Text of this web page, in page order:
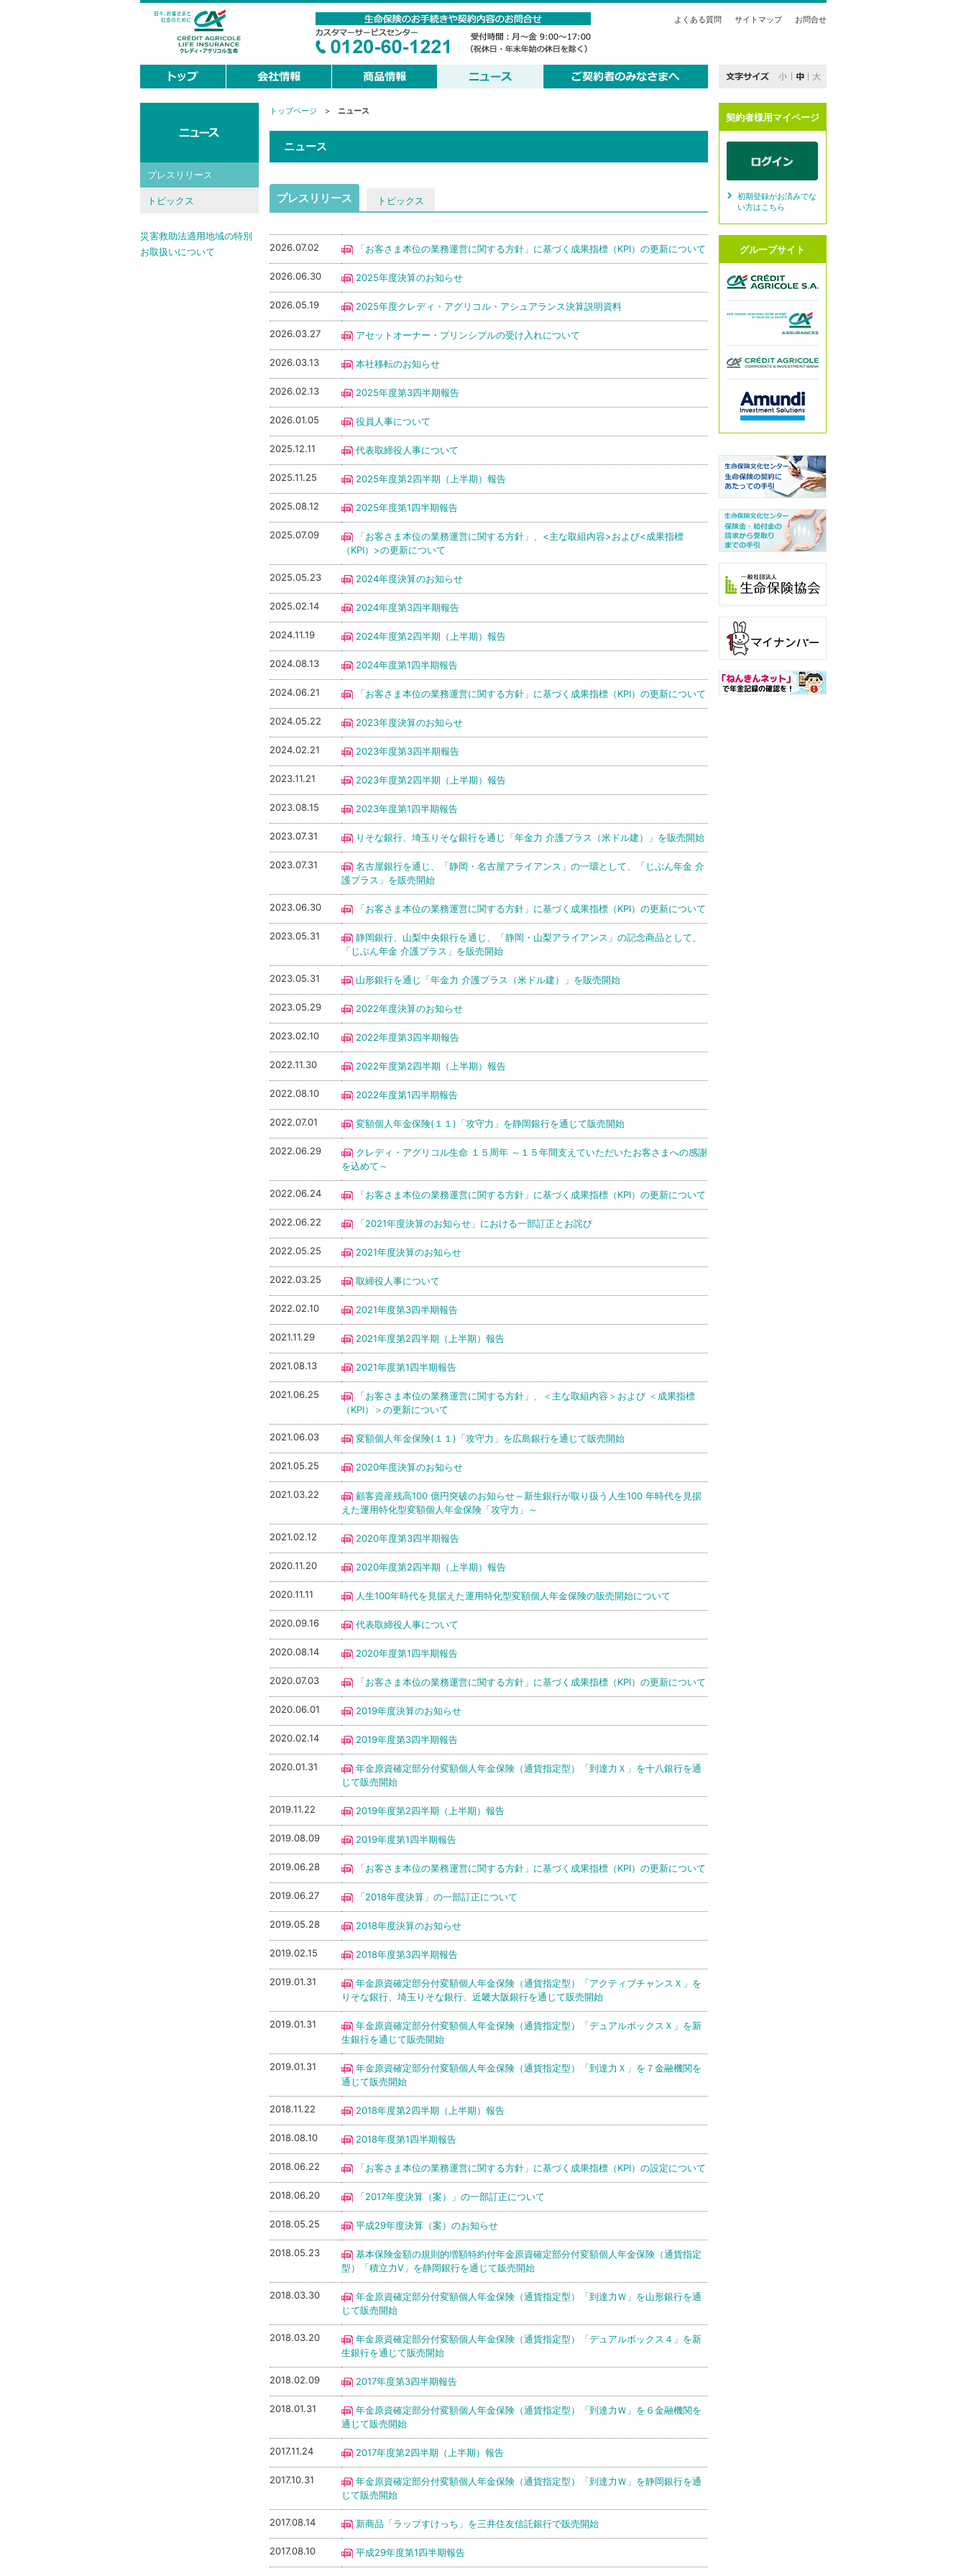
よくある質問 サイトマップ お問合せ
現
トップページ > ニュース
ニュース
プレスリリース トピックス
2026.07.02 「お客さま本位の業務運営に関する方針」に基づく成果指標（KPI）の更新について
2026.06.30 2025年度決算のお知らせ
2026.05.19 2025年度クレディ・アグリコル・アシュアランス決算説明資料
2026.03.27 アセットオーナー・プリンシプルの受け入れについて
2026.03.13 本社移転のお知らせ
2026.02.13 2025年度第3四半期報告
2026.01.05 役員人事について
2025.12.11 代表取締役人事について
2025.11.25 2025年度第2四半期（上半期）報告
2025.08.12 2025年度第1四半期報告
2025.07.09
「お客さま本位の業務運営に関する方針」、<主な取組内容>および<成果指標
（KPI）>の更新について
2025.05.23 2024年度決算のお知らせ
2025.02.14 2024年度第3四半期報告
2024.11.19 2024年度第2四半期（上半期）報告
2024.08.13 2024年度第1四半期報告
2024.06.21 「お客さま本位の業務運営に関する方針」に基づく成果指標（KPI）の更新について
2024.05.22 2023年度決算のお知らせ
2024.02.21 2023年度第3四半期報告
2023.11.21 2023年度第2四半期（上半期）報告
2023.08.15 2023年度第1四半期報告
2023.07.31 りそな銀行、埼玉りそな銀行を通じ「年金力 介護プラス（米ドル建）」を販売開始
2023.07.31
名古屋銀行を通じ、「静岡・名古屋アライアンス」の一環として、「じぶん年金 介
護プラス」を販売開始
2023.06.30 「お客さま本位の業務運営に関する方針」に基づく成果指標（KPI）の更新について
2023.05.31
静岡銀行、山梨中央銀行を通じ、「静岡・山梨アライアンス」の記念商品として、
「じぶん年金 介護プラス」を販売開始
2023.05.31 山形銀行を通じ「年金力 介護プラス（米ドル建）」を販売開始
2023.05.29 2022年度決算のお知らせ
2023.02.10 2022年度第3四半期報告
2022.11.30 2022年度第2四半期（上半期）報告
2022.08.10 2022年度第1四半期報告
2022.07.01 変額個人年金保険(１１)「攻守力」を静岡銀行を通じて販売開始
2022.06.29
クレディ・アグリコル生命 １５周年 ～１５年間支えていただいたお客さまへの感謝
を込めて～
2022.06.24 「お客さま本位の業務運営に関する方針」に基づく成果指標（KPI）の更新について
2022.06.22 「2021年度決算のお知らせ」における一部訂正とお詫び
2022.05.25 2021年度決算のお知らせ
2022.03.25 取締役人事について
2022.02.10 2021年度第3四半期報告
2021.11.29 2021年度第2四半期（上半期）報告
2021.08.13 2021年度第1四半期報告
2021.06.25
「お客さま本位の業務運営に関する方針」、＜主な取組内容＞および ＜成果指標
（KPI）＞の更新について
2021.06.03 変額個人年金保険(１１)「攻守力」を広島銀行を通じて販売開始
2021.05.25 2020年度決算のお知らせ
2021.03.22
顧客資産残高100 億円突破のお知らせ～新生銀行が取り扱う人生100 年時代を見据
えた運用特化型変額個人年金保険「攻守力」～
2021.02.12 2020年度第3四半期報告
2020.11.20 2020年度第2四半期（上半期）報告
2020.11.11 人生100年時代を見据えた運用特化型変額個人年金保険の販売開始について
2020.09.16 代表取締役人事について
2020.08.14 2020年度第1四半期報告
2020.07.03 「お客さま本位の業務運営に関する方針」に基づく成果指標（KPI）の更新について
2020.06.01 2019年度決算のお知らせ
2020.02.14 2019年度第3四半期報告
2020.01.31
年金原資確定部分付変額個人年金保険（通貨指定型）「到達力Ｘ」を十八銀行を通
じて販売開始
2019.11.22 2019年度第2四半期（上半期）報告
2019.08.09 2019年度第1四半期報告
2019.06.28 「お客さま本位の業務運営に関する方針」に基づく成果指標（KPI）の更新について
2019.06.27 「2018年度決算」の一部訂正について
2019.05.28 2018年度決算のお知らせ
2019.02.15 2018年度第3四半期報告
2019.01.31
年金原資確定部分付変額個人年金保険（通貨指定型）「アクティブチャンスＸ」を
りそな銀行、埼玉りそな銀行、近畿大阪銀行を通じて販売開始
2019.01.31
年金原資確定部分付変額個人年金保険（通貨指定型）「デュアルボックスＸ」を新
生銀行を通じて販売開始
2019.01.31
年金原資確定部分付変額個人年金保険（通貨指定型）「到達力Ｘ」を７金融機関を
通じて販売開始
2018.11.22 2018年度第2四半期（上半期）報告
2018.08.10 2018年度第1四半期報告
2018.06.22 「お客さま本位の業務運営に関する方針」に基づく成果指標（KPI）の設定について
2018.06.20 「2017年度決算（案）」の一部訂正について
2018.05.25 平成29年度決算（案）のお知らせ
2018.05.23
基本保険金額の規則的増額特約付年金原資確定部分付変額個人年金保険（通貨指定
型）「積立力V」を静岡銀行を通じて販売開始
2018.03.30
年金原資確定部分付変額個人年金保険（通貨指定型）「到達力Ｗ」を山形銀行を通
じて販売開始
2018.03.20
年金原資確定部分付変額個人年金保険（通貨指定型）「デュアルボックス４」を新
生銀行を通じて販売開始
2018.02.09 2017年度第3四半期報告
2018.01.31
年金原資確定部分付変額個人年金保険（通貨指定型）「到達力Ｗ」を６金融機関を
通じて販売開始
2017.11.24 2017年度第2四半期（上半期）報告
2017.10.31
年金原資確定部分付変額個人年金保険（通貨指定型）「到達力Ｗ」を静岡銀行を通
じて販売開始
2017.08.14 新商品「ラップすけっち」を三井住友信託銀行で販売開始
2017.08.10 平成29年度第1四半期報告
プレスリリース
トピックス
災害救助法適用地域の特別
お取扱いについて
契約者様用マイページ
初期登録がお済みでな
い方はこちら
グループサイト